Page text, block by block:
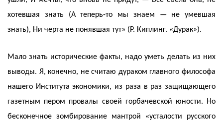
хотевшая знать (А теперь-то мы знаем — не умевшая
знать), Ни черта не понявшая тут» (Р. Киплинг. «Дурак»).
Мало знать исторические факты, надо уметь делать из них
выводы. Я, конечно, не считаю дураком главного философа
нашего Института экономики, из раза в раз защищающего
газетным пером провалы своей горбачевской юности. Но
бесконечное зомбирование мантрой «усталости русского